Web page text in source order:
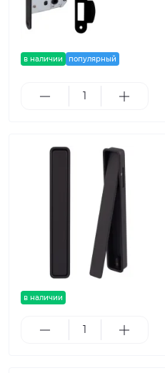
в наличии популярный
в наличии